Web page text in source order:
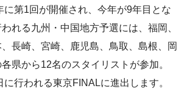
に第1回が開催され、今年が9年目とな
れる九州・中国地方予選には、福岡、
長崎、宮崎、鹿児島、鳥取、島根、岡
県から12名のスタイリストが参加。
に行われる東京FINALに進出します。